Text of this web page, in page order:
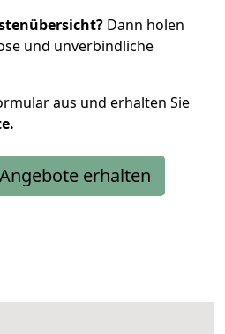
Dann holen
und unverbindliche
aus und erhalten Sie
erhalten